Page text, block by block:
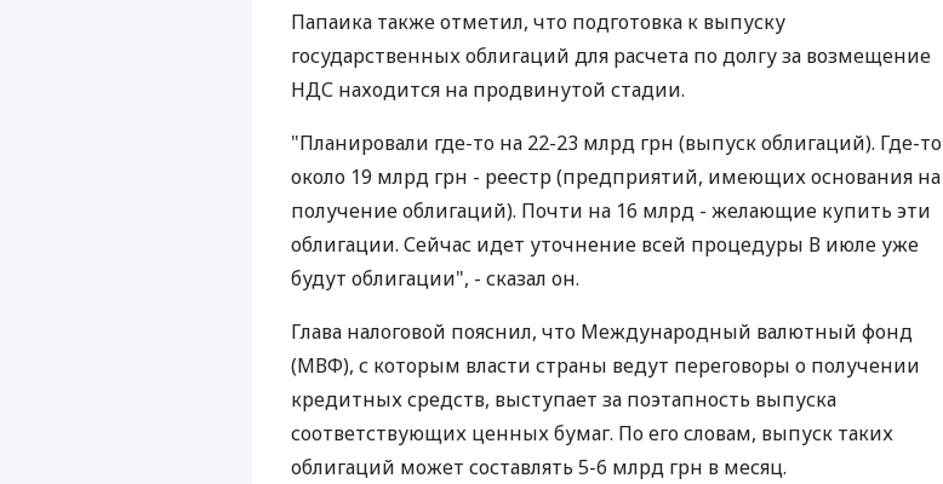
Папаика также отметил, что подготовка к выпуску
государственных облигаций для расчета по долгу за возмещение
НДС находится на продвинутой стадии.
"Планировали где-то на 22-23 млрд грн (выпуск облигаций). Где-то
около 19 млрд грн - реестр (предприятий, имеющих основания на
получение облигаций). Почти на 16 млрд - желающие купить эти
облигации. Сейчас идет уточнение всей процедуры В июле уже
будут облигации", - сказал он.
Глава налоговой пояснил, что Международный валютный фонд
(МВФ), с которым власти страны ведут переговоры о получении
кредитных средств, выступает за поэтапность выпуска
соответствующих ценных бумаг. По его словам, выпуск таких
облигаций может составлять 5-6 млрд грн в месяц.